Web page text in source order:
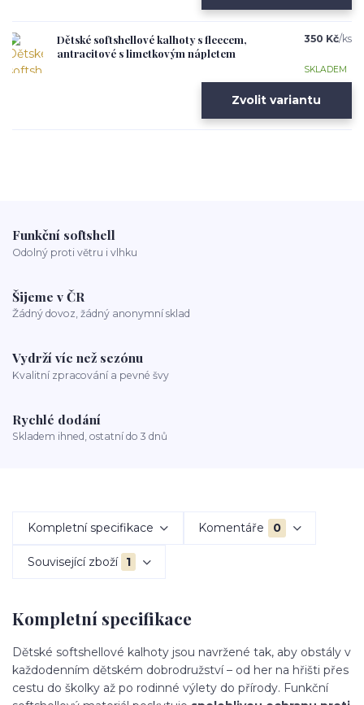
Dětské softshellové kalhoty s fleecem,
antracitové s limetkovým nápletem
350 Kč/ks
SKLADEM
Zvolit variantu
Funkční softshell
Odolný proti větru i vlhku
Šijeme v ČR
Žádný dovoz, žádný anonymní sklad
Vydrží víc než sezónu
Kvalitní zpracování a pevné švy
Rychlé dodání
Skladem ihned, ostatní do 3 dnů
Kompletní specifikace Komentáře 0
Související zboží 1
Kompletní specifikace
Dětské softshellové kalhoty jsou navržené tak, aby obstály v
každodenním dětském dobrodružství – od her na hřišti přes
cestu do školky až po rodinné výlety do přírody. Funkční